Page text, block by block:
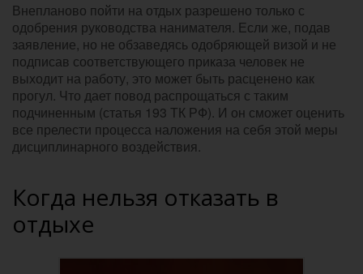
Внепланово пойти на отдых разрешено только с
одобрения руководства нанимателя. Если же, подав
заявление, но не обзаведясь одобряющей визой и не
подписав соответствующего приказа человек не
выходит на работу, это может быть расценено как
прогул. Что дает повод распрощаться с таким
подчиненным (статья 193 ТК РФ). И он сможет оценить
все прелести процесса наложения на себя этой меры
дисциплинарного воздействия.
Когда нельзя отказать в
отдыхе